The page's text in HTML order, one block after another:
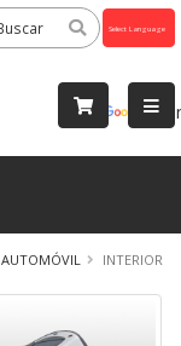
by
AUTOMÓVIL INTERIOR